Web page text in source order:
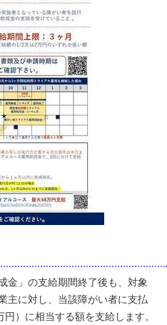
金」の支給期間終了後も、対象
主に対し、当該障がい者に支払
）に相当する額を支給します。